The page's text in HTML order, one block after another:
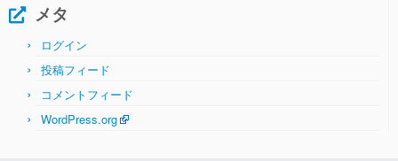
メタ
ログイン
投稿フィード
コメントフィード
WordPress.org